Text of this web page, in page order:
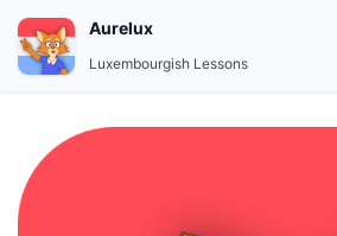
Aurelux
Luxembourgish Lessons